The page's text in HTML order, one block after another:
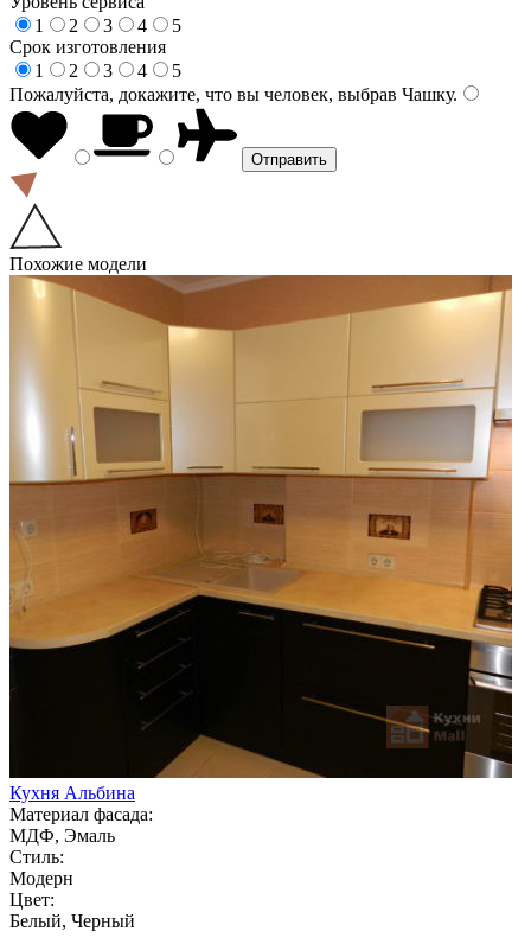
1
2 3 4
5
Срок изготовления
1
2 3 4
5
Пожалуйста, докажите, что вы человек, выбрав Чашку.
Похожие модели
Кухня Альбина
Материал фасада:
МДФ, Эмаль
Стиль:
Модерн
Цвет:
Белый, Черный